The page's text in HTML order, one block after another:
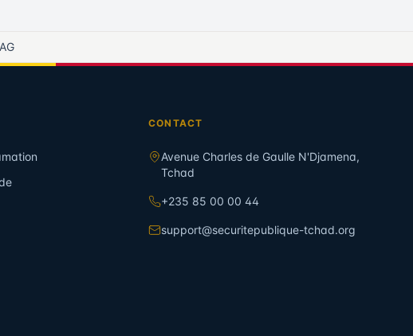
CONTACT
Avenue Charles de Gaulle N'Djamena,
Tchad
+235 85 00 00 44
support@securitepublique-tchad.org